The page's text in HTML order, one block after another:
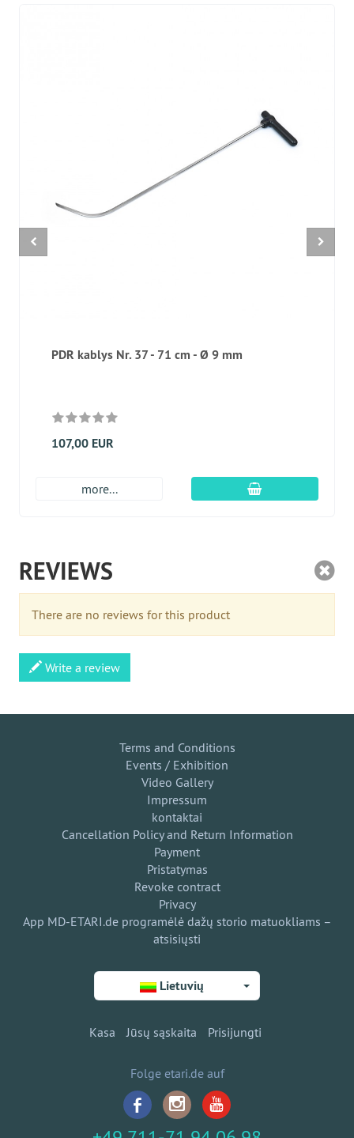
PDR kablys Nr. 37 - 71 cm - Ø 9 mm
107,00 EUR
more... Įdėti į krepšį
REVIEWS
There are no reviews for this product
Write a review
Terms and Conditions
Events / Exhibition
Video Gallery
Impressum
kontaktai
Cancellation Policy and Return Information
Payment
Pristatymas
Revoke contract
Privacy
App MD-ETARI.de programėlė dažų storio matuokliams –
atsisiųsti
Lietuvių
Kasa Jūsų sąskaita Prisijungti
Folge etari.de auf